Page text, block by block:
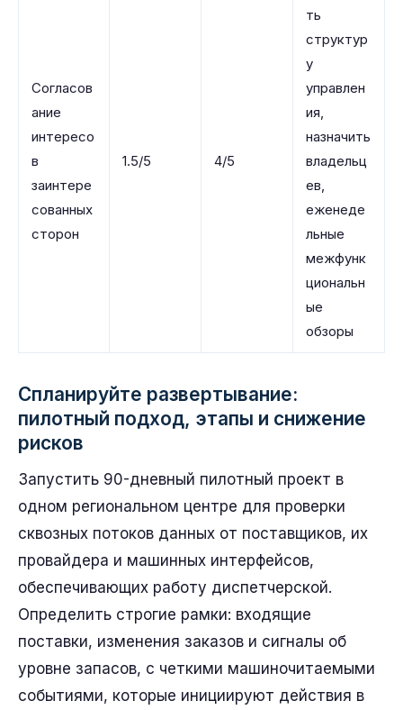
Согласов
ание
интересо
в
заинтере
сованных
сторон
1.5/5 4/5
ть
структур
у
управлен
ия,
назначить
владельц
ев,
еженеде
льные
межфунк
циональн
ые
обзоры
Спланируйте развертывание:
пилотный подход, этапы и снижение
рисков
Запустить 90-дневный пилотный проект в
одном региональном центре для проверки
сквозных потоков данных от поставщиков, их
провайдера и машинных интерфейсов,
обеспечивающих работу диспетчерской.
Определить строгие рамки: входящие
поставки, изменения заказов и сигналы об
уровне запасов, с четкими машиночитаемыми
событиями, которые инициируют действия в